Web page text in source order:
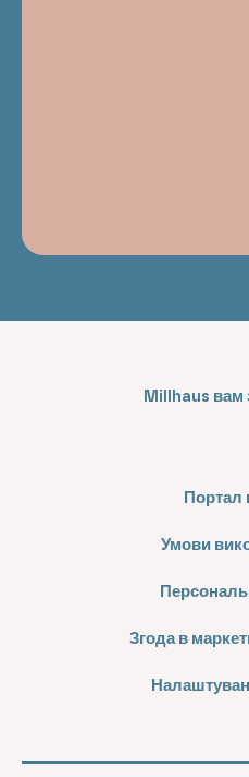
Millhaus вам
Портал
Умови
Згода в